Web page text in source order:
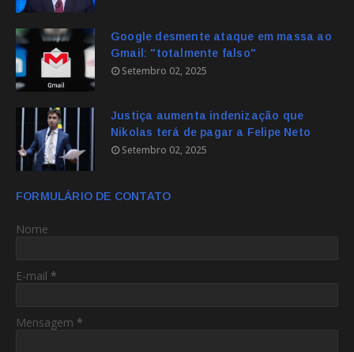
Google desmente ataque em massa ao
Gmail: "totalmente falso"
Setembro 02, 2025
Justiça aumenta indenização que
Nikolas terá de pagar a Felipe Neto
Setembro 02, 2025
FORMULÁRIO DE CONTATO
Nome
E-mail *
Mensagem *